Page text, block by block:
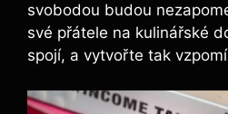
svobodou budou​
své přátele na kulinářské
spojí, a vytvořte tak